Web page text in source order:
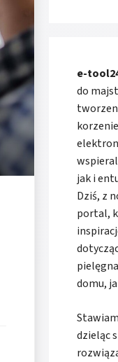
e-
do
jak i
Dziś, z
portal,
domu,
dzieląc